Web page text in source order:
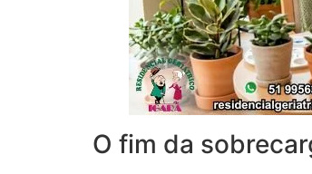
O fim da